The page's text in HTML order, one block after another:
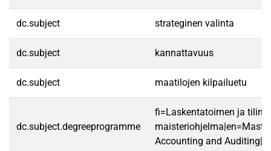
dc.subject strateginen valinta
dc.subject kannattavuus
dc.subject maatilojen kilpailuetu
dc.subject.degreeprogramme
fi=Laskentatoimen ja
Accounting and Auditing|